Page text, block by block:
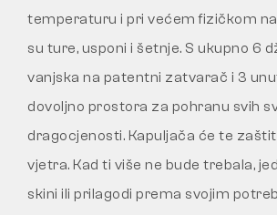
temperaturu i pri većem fizičkom
su ture, usponi i šetnje. S ukupno 6
vanjska na patentni zatvarač i 3
dovoljno prostora za pohranu svih
dragocjenosti. Kapuljača će te
vjetra. Kad ti više ne bude trebala,
skini ili prilagodi prema svojim